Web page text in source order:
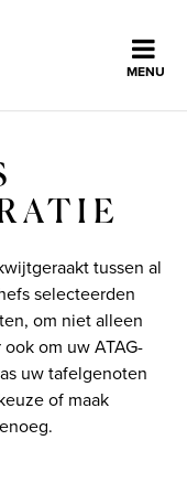
MENU
tussen al
selecteerden
om niet alleen
om uw ATAG-
uw tafelgenoten
of maak